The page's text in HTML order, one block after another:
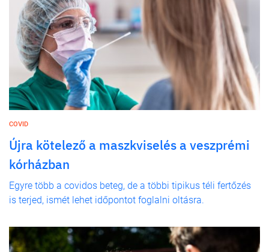
COVID
Újra kötelező a maszkviselés a veszprémi
kórházban
Egyre több a covidos beteg, de a többi tipikus téli fertőzés
is terjed, ismét lehet időpontot foglalni oltásra.